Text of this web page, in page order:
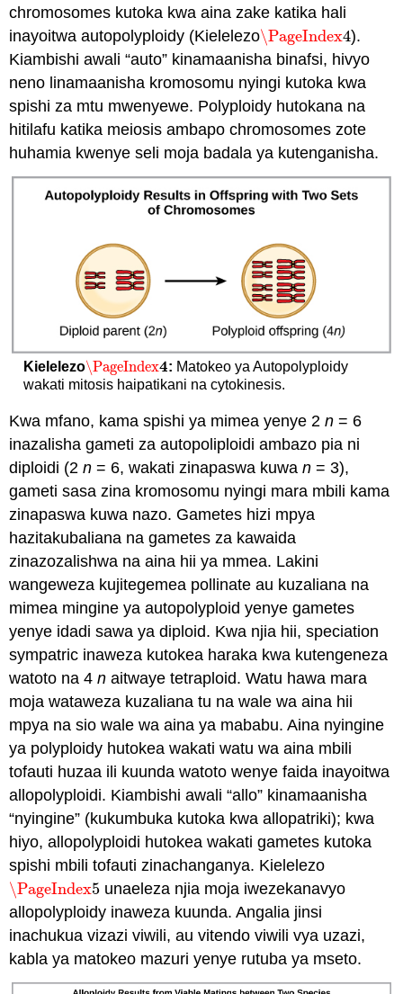
chromosomes kutoka kwa aina zake katika hali
inayoitwa autopolyploidy (Kielelezo\PageIndex4
\PageIndex4).
Kiambishi awali “auto” kinamaanisha binafsi, hivyo
neno linamaanisha kromosomu nyingi kutoka kwa
spishi za mtu mwenyewe. Polyploidy hutokana na
hitilafu katika meiosis ambapo chromosomes zote
huhamia kwenye seli moja badala ya kutenganisha.
Kielelezo\PageIndex4
\PageIndex4: Matokeo ya Autopolyploidy
wakati mitosis haipatikani na cytokinesis.
Kwa mfano, kama spishi ya mimea yenye 2n = 6
inazalisha gameti za autopoliploidi ambazo pia ni
diploidi (2n = 6, wakati zinapaswa kuwan = 3),
gameti sasa zina kromosomu nyingi mara mbili kama
zinapaswa kuwa nazo. Gametes hizi mpya
hazitakubaliana na gametes za kawaida
zinazozalishwa na aina hii ya mmea. Lakini
wangeweza kujitegemea pollinate au kuzaliana na
mimea mingine ya autopolyploid yenye gametes
yenye idadi sawa ya diploid. Kwa njia hii, speciation
sympatric inaweza kutokea haraka kwa kutengeneza
watoto na 4n aitwaye tetraploid. Watu hawa mara
moja wataweza kuzaliana tu na wale wa aina hii
mpya na sio wale wa aina ya mababu. Aina nyingine
ya polyploidy hutokea wakati watu wa aina mbili
tofauti huzaa ili kuunda watoto wenye faida inayoitwa
allopolyploidi. Kiambishi awali “allo” kinamaanisha
“nyingine” (kukumbuka kutoka kwa allopatriki); kwa
hiyo, allopolyploidi hutokea wakati gametes kutoka
spishi mbili tofauti zinachanganya. Kielelezo
\PageIndex5
\PageIndex5 unaeleza njia moja iwezekanavyo
allopolyploidy inaweza kuunda. Angalia jinsi
inachukua vizazi viwili, au vitendo viwili vya uzazi,
kabla ya matokeo mazuri yenye rutuba ya mseto.